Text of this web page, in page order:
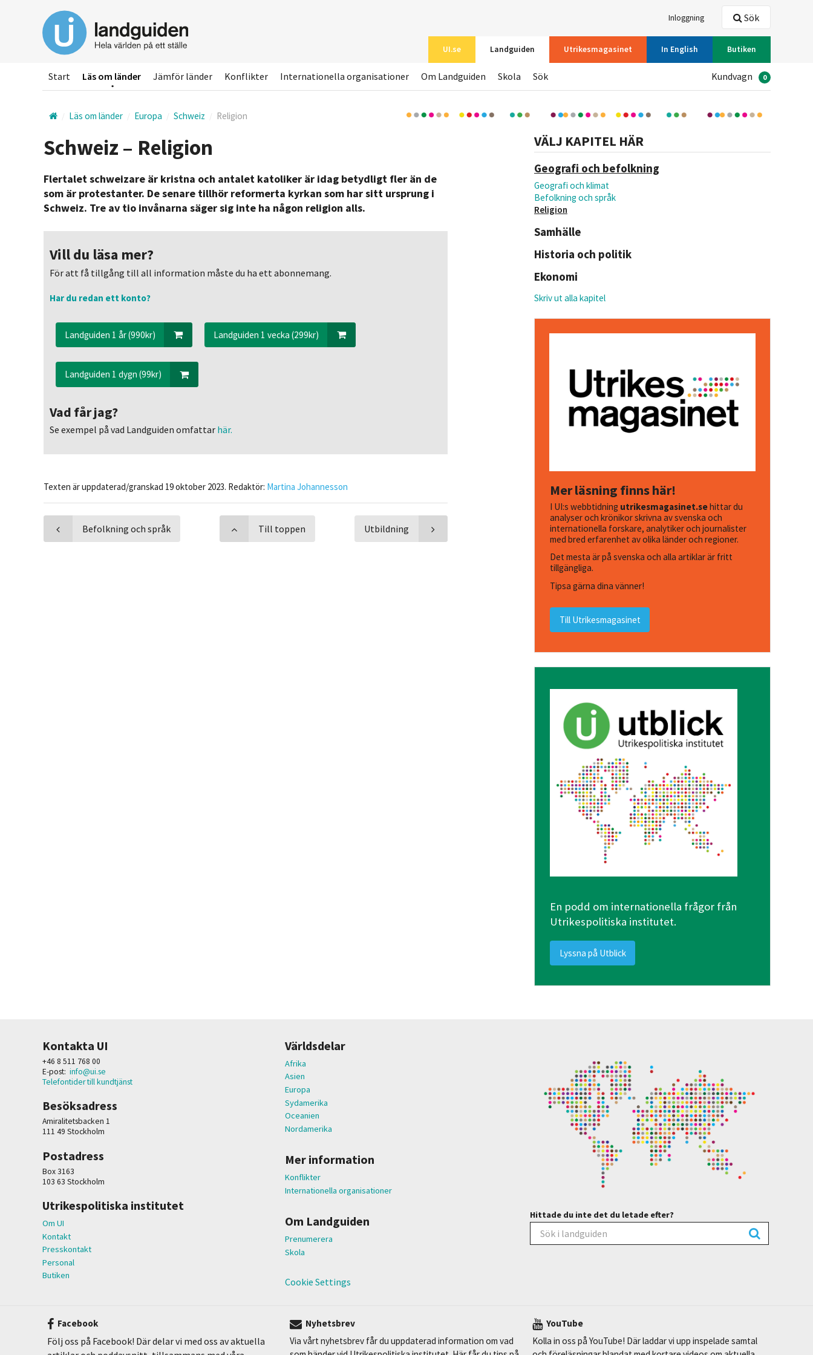
huvudinnehållet
Inloggning
UI.se Landguiden Utrikesmagasinet In English Butiken
Sök
Start Läs om länder Jämför länder Konflikter Internationella organisationer Om Landguiden Skola Sök Kundvagn 0
Läs om länder Europa Schweiz Religion
VÄLJ KAPITEL HÄR
Geografi och befolkning
Geografi och klimat
Befolkning och språk
Religion
Samhälle
Historia och politik
Ekonomi
Skriv ut alla kapitel
Mer läsning finns här!
I UI:s webbtidning utrikesmagasinet.sehittar du
analyser och krönikor skrivna av svenska och
internationella forskare, analytiker och journalister
med bred erfarenhet av olika länder och regioner.
Det mesta är på svenska och alla artiklar är fritt
tillgängliga.
Tipsa gärna dina vänner!
Till Utrikesmagasinet
En podd om internationella frågor från
Utrikespolitiska institutet.
Lyssna på Utblick
Schweiz – Religion
Flertalet schweizare är kristna och antalet katoliker är idag betydligt fler än de
som är protestanter. De senare tillhör reformerta kyrkan som har sitt ursprung i
Schweiz. Tre av tio invånarna säger sig inte ha någon religion alls.
Vill du läsa mer?
För att få tillgång till all information måste du ha ett abonnemang.
Har du redan ett konto?
Landguiden 1 år (990kr) Landguiden 1 vecka (299kr)
Landguiden 1 dygn (99kr)
Vad får jag?
Se exempel på vad Landguiden omfattar här.
Texten är uppdaterad/granskad 19 oktober 2023. Redaktör: Martina Johannesson
Befolkning och språk Utbildning
Till toppen
Kontakta UI
+46 8 511 768 00
E-post: info@ui.se
Telefontider till kundtjänst
Besöksadress
Amiralitetsbacken 1
111 49 Stockholm
Postadress
Box 3163
103 63 Stockholm
Utrikespolitiska institutet
Om UI
Kontakt
Presskontakt
Personal
Butiken
Världsdelar
Afrika
Asien
Europa
Sydamerika
Oceanien
Nordamerika
Mer information
Konflikter
Internationella organisationer
Om Landguiden
Prenumerera
Skola
Cookie Settings
Hittade du inte det du letade efter?
Facebook
Följ oss på Facebook! Där delar vi med oss av aktuella
Nyhetsbrev
Via vårt nyhetsbrev får du uppdaterad information om vad
YouTube
Kolla in oss på YouTube! Där laddar vi upp inspelade samtal